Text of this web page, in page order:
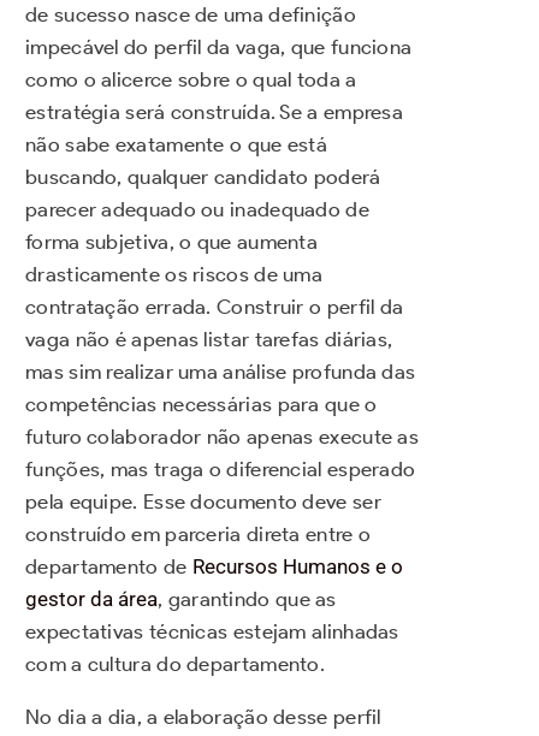
de sucesso nasce de uma definição
impecável do perfil da vaga, que funciona
como o alicerce sobre o qual toda a
estratégia será construída. Se a empresa
não sabe exatamente o que está
buscando, qualquer candidato poderá
parecer adequado ou inadequado de
forma subjetiva, o que aumenta
drasticamente os riscos de uma
contratação errada. Construir o perfil da
vaga não é apenas listar tarefas diárias,
mas sim realizar uma análise profunda das
competências necessárias para que o
futuro colaborador não apenas execute as
funções, mas traga o diferencial esperado
pela equipe. Esse documento deve ser
construído em parceria direta entre o
departamento de Recursos Humanos e o
gestor da área, garantindo que as
expectativas técnicas estejam alinhadas
com a cultura do departamento.
No dia a dia, a elaboração desse perfil